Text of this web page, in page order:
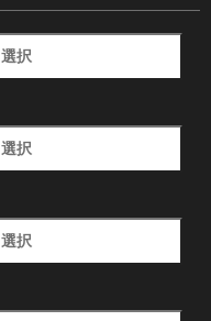
選択
選択
選択